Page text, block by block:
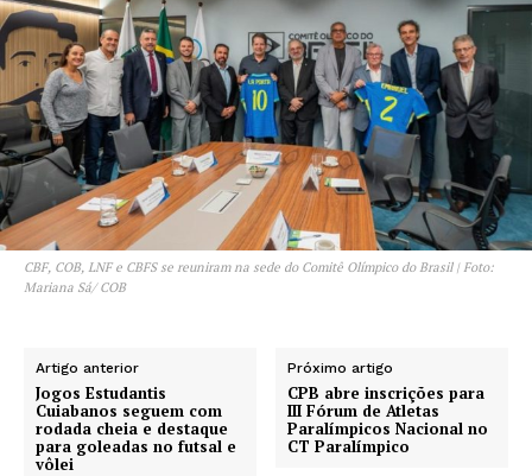
CBF, COB, LNF e CBFS se reuniram na sede do Comitê Olímpico do Brasil | Foto:
Mariana Sá/ COB
Artigo anterior
Jogos Estudantis
Cuiabanos seguem com
rodada cheia e destaque
para goleadas no futsal e
vôlei
Próximo artigo
CPB abre inscrições para
III Fórum de Atletas
Paralímpicos Nacional no
CT Paralímpico